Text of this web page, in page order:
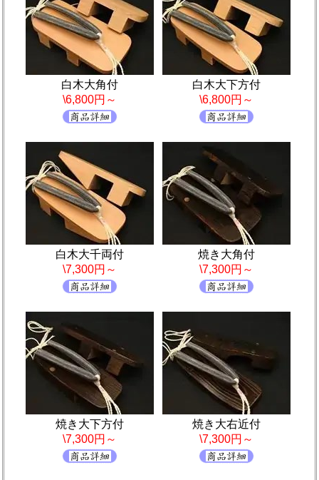
白木大角付
\6,800円～
白木大下方付
\6,800円～
白木大千両付
\7,300円～
焼き大角付
\7,300円～
焼き大下方付
\7,300円～
焼き大右近付
\7,300円～